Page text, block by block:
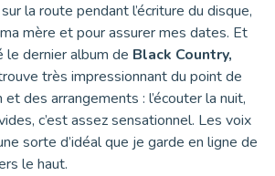
la route pendant l’écriture du disque,
mère et pour assurer mes dates. Et
le dernier album de Black Country,
très impressionnant du point de
des arrangements : l’écouter la nuit,
c’est assez sensationnel. Les voix
sorte d’idéal que je garde en ligne de
le haut.